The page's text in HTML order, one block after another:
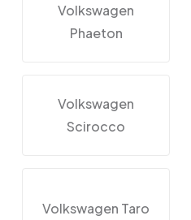
Volkswagen
Phaeton
Volkswagen
Scirocco
Volkswagen Taro